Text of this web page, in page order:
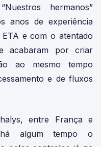
hermanos”
anos de experiência
e com o atentado
acabaram por criar
ao mesmo tempo
e de fluxos
entre França e
há algum tempo o